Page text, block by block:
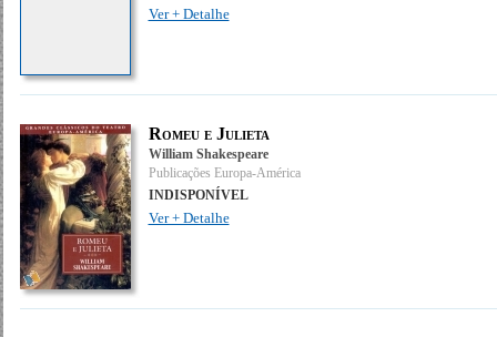
Ver + Detalhe
Romeu e Julieta
William Shakespeare
Publicações Europa-América
INDISPONÍVEL
Ver + Detalhe